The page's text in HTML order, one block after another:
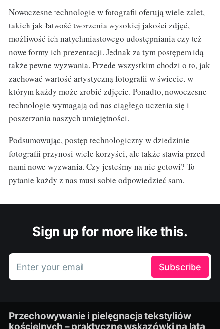
Nowoczesne technologie w fotografii oferują wiele zalet,
takich jak łatwość tworzenia wysokiej jakości zdjęć,
możliwość ich natychmiastowego udostępniania czy też
nowe formy ich prezentacji. Jednak za tym postępem idą
także pewne wyzwania. Przede wszystkim chodzi o to, jak
zachować wartość artystyczną fotografii w świecie, w
którym każdy może zrobić zdjęcie. Ponadto, nowoczesne
technologie wymagają od nas ciągłego uczenia się i
poszerzania naszych umiejętności.
Podsumowując, postęp technologiczny w dziedzinie
fotografii przynosi wiele korzyści, ale także stawia przed
nami nowe wyzwania. Czy jesteśmy na nie gotowi? To
pytanie każdy z nas musi sobie odpowiedzieć sam.
Sign up for more like this.
Enter your email Subscribe
Przechowywanie i pielęgnacja tekstyliów
kościelnych – praktyczne wskazówki na lata